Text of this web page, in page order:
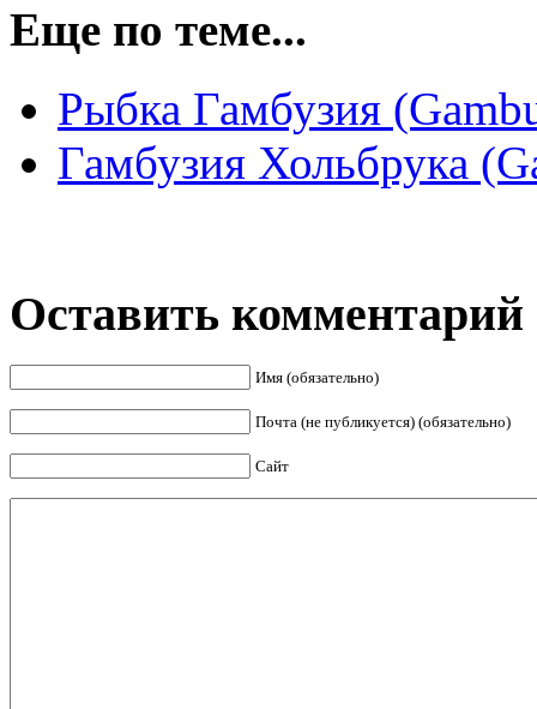
Еще по теме...
Рыбка Гамбузия
Гамбузия Хольбрука
Оставить комментарий
Имя (обязательно)
Почта (не публикуется) (обязательно)
Сайт